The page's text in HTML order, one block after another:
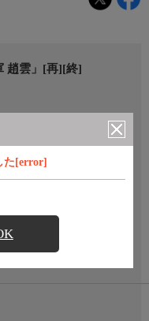
た[error]
趙雲」[再][終]
龍の手元の兵は、たっ